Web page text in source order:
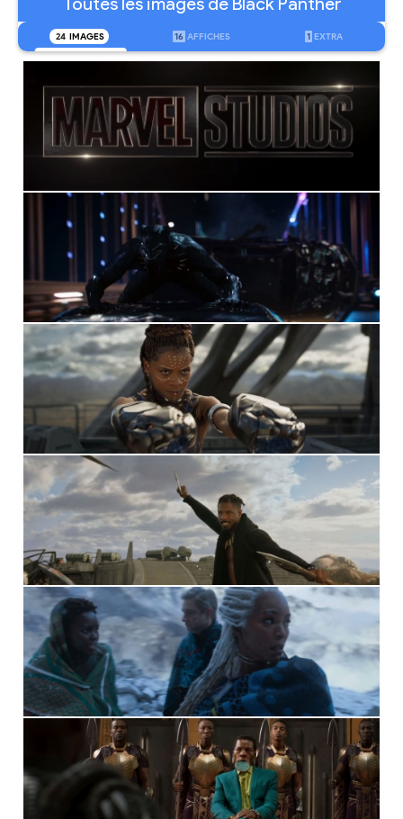
24 IMAGES 16 AFFICHES 1 EXTRA